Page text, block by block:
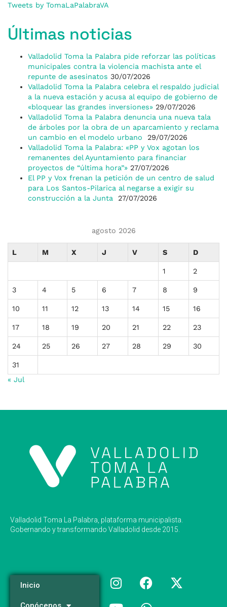
Tweets by TomaLaPalabraVA
Últimas noticias
Valladolid Toma la Palabra pide reforzar las políticas
municipales contra la violencia machista ante el
repunte de asesinatos 30/07/2026
Valladolid Toma la Palabra celebra el respaldo judicial
a la nueva estación y acusa al equipo de gobierno de
«bloquear las grandes inversiones» 29/07/2026
Valladolid Toma la Palabra denuncia una nueva tala
de árboles por la obra de un aparcamiento y reclama
un cambio en el modelo urbano
29/07/2026
Valladolid Toma la Palabra: «PP y Vox agotan los
remanentes del Ayuntamiento para financiar
proyectos de “última hora”» 27/07/2026
El PP y Vox frenan la petición de un centro de salud
para Los Santos-Pilarica al negarse a exigir su
construcción a la Junta
27/07/2026
agosto 2026
L M X J V S D
1 2
3 4 5 6 7 8 9
10 11 12 13 14 15 16
17 18 19 20 21 22 23
24 25 26 27 28 29 30
31
« Jul
Valladolid Toma La Palabra, plataforma municipalista.
Gobernando y transformando Valladolid desde 2015.
Inicio